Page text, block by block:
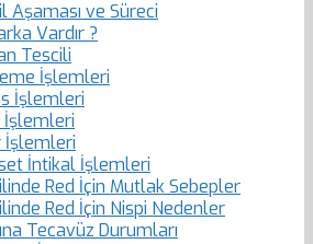
Aşaması ve Süreci
Vardır ?
Tescili
İşlemleri
İşlemleri
İşlemleri
İşlemleri
İntikal İşlemleri
Red İçin Mutlak Sebepler
Red İçin Nispi Nedenler
Tecavüz Durumları